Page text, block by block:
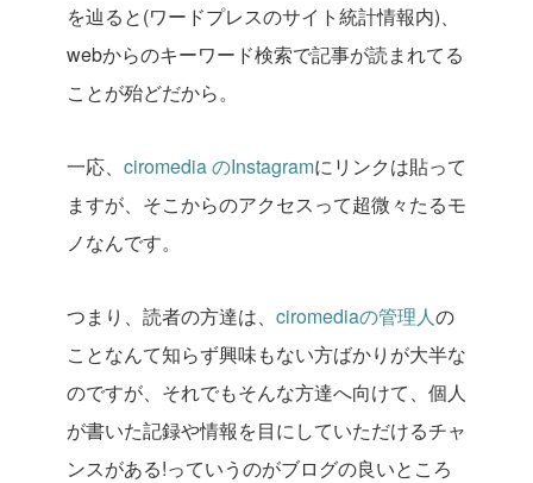
を辿ると(ワードプレスのサイト統計情報内)、
webからのキーワード検索で記事が読まれてる
ことが殆どだから。
一応、 ciromedia のInstagramにリンクは貼って
ますが、そこからのアクセスって超微々たるモ
ノなんです。
つまり、読者の方達は、 ciromediaの管理人の
ことなんて知らず興味もない方ばかりが大半な
のですが、それでもそんな方達へ向けて、個人
が書いた記録や情報を目にしていただけるチャ
ンスがある!っていうのがブログの良いところ